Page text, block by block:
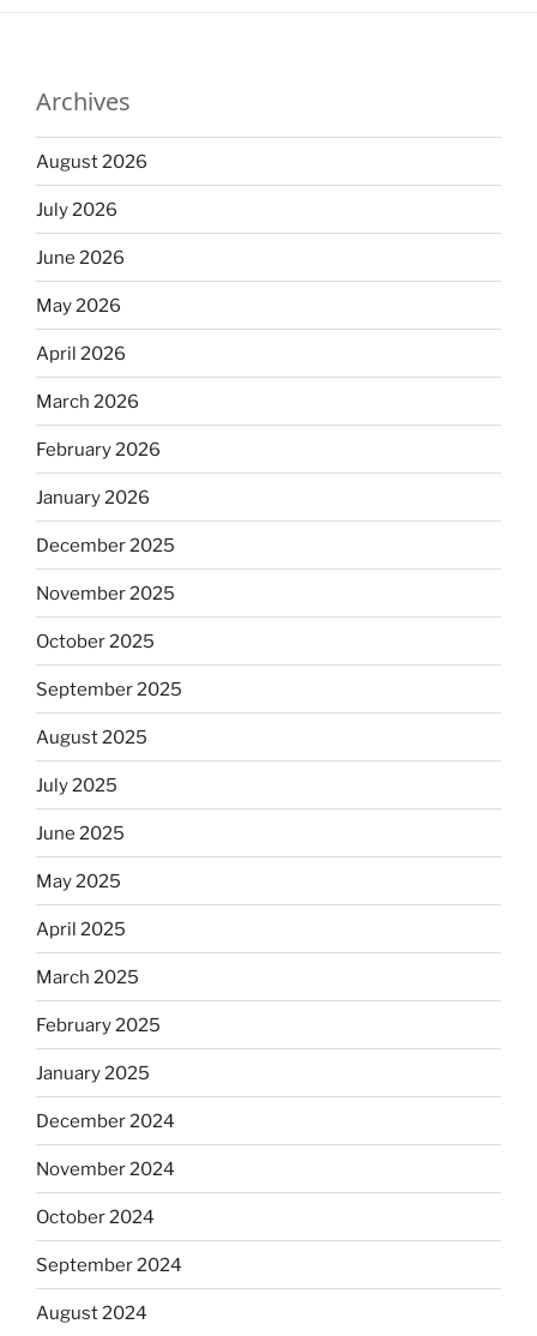
Archives
August 2026
July 2026
June 2026
May 2026
April 2026
March 2026
February 2026
January 2026
December 2025
November 2025
October 2025
September 2025
August 2025
July 2025
June 2025
May 2025
April 2025
March 2025
February 2025
January 2025
December 2024
November 2024
October 2024
September 2024
August 2024